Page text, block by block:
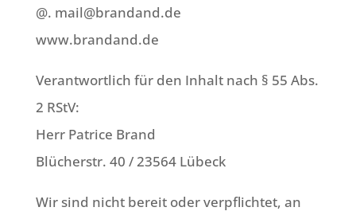
@. mail@brandand.de
www.brandand.de
Ver­ant­wort­lich für den Inhalt nach § 55 Abs.
2 RStV:
Herr Patri­ce Brand
Blü­cher­str. 40 / 23564 Lübeck
Wir sind nicht bereit oder ver­pflich­tet, an